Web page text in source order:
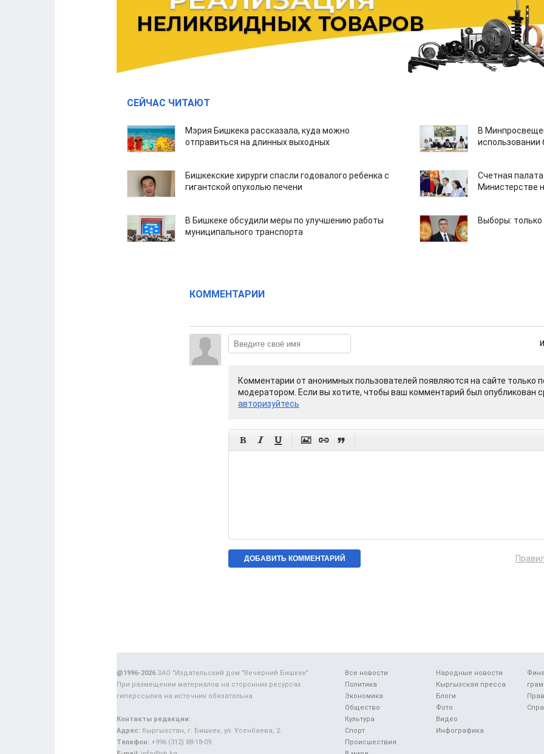
СЕЙЧАС ЧИТАЮТ
Мэрия Бишкека рассказала, куда можно
отправиться на длинных выходных
В
Бишкекские хирурги спасли годовалого ребенка с
гигантской опухолью печени
Счетная
Министерстве
В Бишкеке обсудили меры по улучшению работы
муниципального транспорта
Выборы:
КОММЕНТАРИИ
Комментарии от анонимных пользователей появляются на сайте только
модератором. Если вы хотите, чтобы ваш комментарий был опубликован
авторизуйтесь
     
Все новости
Политика
Экономика
Общество
Культура
Спорт
Происшествия
Народные новости
Кыргызская пресса
Блоги
Фото
Видео
Инфографика
@1996-2026ЗАО "Издательский дом "Вечерний Бишкек"
При размещении материалов на сторонних ресурсах
гиперссылка на источник обязательна.
Контакты редакции:
Адрес: Кыргызстан, г. Бишкек, ул. Усенбаева, 2.
Телефон: +996 (312) 88-18-09.